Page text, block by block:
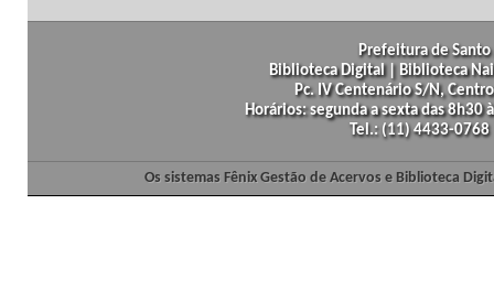
Prefeitura de
Biblioteca Digital | Biblioteca
Pc. IV Centenário S/N,
Horários: segunda a sexta das
Tel.: (11) 4433-
Os sistemas Fênix Gestão de Acervos e Biblioteca